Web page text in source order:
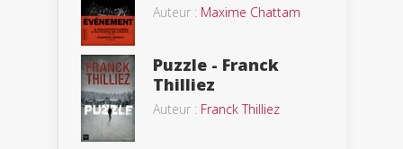
Auteur : Maxime Chattam
Puzzle - Franck
Thilliez
Auteur : Franck Thilliez